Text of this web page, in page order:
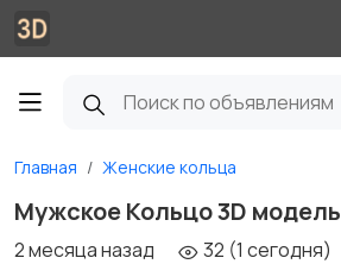
Главная Женские кольца
Мужское Кольцо 3D модель
2 месяца назад 32 (1 сегодня)